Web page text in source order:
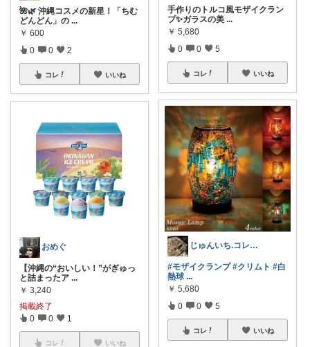
🌺🌿 沖縄コスメの新星！「ちむ
どんどん」の ...
￥ 600
0 0 2
コレ いいね
おめぐ
【沖縄の“おいしい！”がぎゅっ
と詰まったア ...
￥ 3,240
掲載終了
0 0 1
コレ いいね
手作りのトルコ風モザイクラン
プ✨ガラスの美 ...
￥ 5,680
0 0 5
コレ いいね
じゅんいち.コレクションも見てねおじさん
#モザイクランプ #クリムト #白
熱球 ...
￥ 5,680
0 0 5
コレ いいね